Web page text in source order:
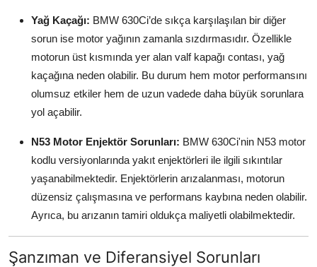
Yağ Kaçağı: BMW 630Ci’de sıkça karşılaşılan bir diğer
sorun ise motor yağının zamanla sızdırmasıdır. Özellikle
motorun üst kısmında yer alan valf kapağı contası, yağ
kaçağına neden olabilir. Bu durum hem motor performansını
olumsuz etkiler hem de uzun vadede daha büyük sorunlara
yol açabilir.
N53 Motor Enjektör Sorunları: BMW 630Ci'nin N53 motor
kodlu versiyonlarında yakıt enjektörleri ile ilgili sıkıntılar
yaşanabilmektedir. Enjektörlerin arızalanması, motorun
düzensiz çalışmasına ve performans kaybına neden olabilir.
Ayrıca, bu arızanın tamiri oldukça maliyetli olabilmektedir.
Şanzıman ve Diferansiyel Sorunları